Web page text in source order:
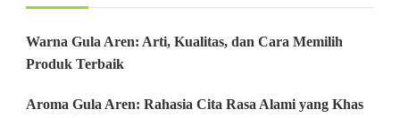
Warna Gula Aren: Arti, Kualitas, dan Cara Memilih
Produk Terbaik
Aroma Gula Aren: Rahasia Cita Rasa Alami yang Khas